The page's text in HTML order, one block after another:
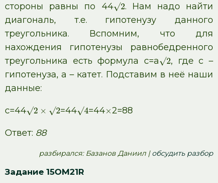
стороны равны по 44√2. Нам надо найти
диагональ, т.е. гипотенузу данного
треугольника. Вспомним, что для
нахождения гипотенузы равнобедренного
треугольника есть формула с=а√2, где с –
гипотенуза, а – катет. Подставим в неё наши
данные:
с=44√2 × √2=44√4=44×2=88
Ответ: 88
pазбирался: Базанов Даниил |обсудить разбор
Задание 15OM21R